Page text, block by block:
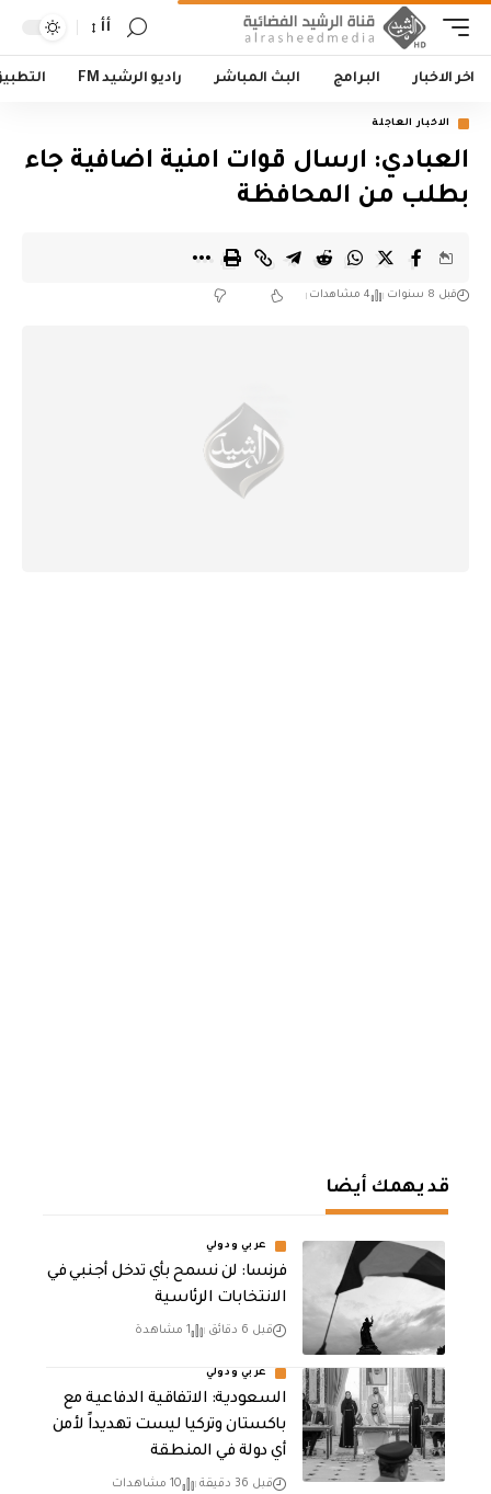
أأ
اخر الاخبار البرامج البث المباشر راديو الرشيد FM
الاخبار العاجلة
العبادي: ارسال قوات امنية اضافية جاء
بطلب من المحافظة
قبل 8 سنوات 4 مشاهدات
قد يهمك أيضا
عربي ودولي
فرنسا: لن نسمح بأي تدخل أجنبي في
الانتخابات الرئاسية
قبل 6 دقائق 1 مشاهدة
عربي ودولي
السعودية: الاتفاقية الدفاعية مع
باكستان وتركيا ليست تهديداً لأمن
أي دولة في المنطقة
قبل 36 دقيقة 10 مشاهدات